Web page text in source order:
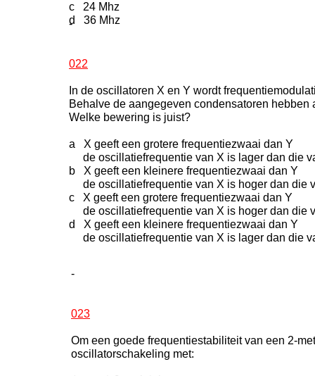
c 24 Mhz
d 36 Mhz
-
022
In de oscillatoren X en Y wordt
Behalve de aangegeven condensatoren
Welke bewering is juist?
a X geeft een grotere frequentiezwaai dan Y
de oscillatiefrequentie van X is lager dan die
b X geeft een kleinere frequentiezwaai dan Y
de oscillatiefrequentie van X is hoger dan die
c X geeft een grotere frequentiezwaai dan Y
de oscillatiefrequentie van X is hoger dan die
d X geeft een kleinere frequentiezwaai dan Y
de oscillatiefrequentie van X is lager dan die
-
023
Om een goede frequentiestabiliteit van een 2-
oscillatorschakeling met: